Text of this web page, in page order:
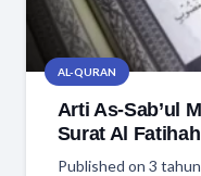
AL-QURAN
Arti As-Sab’ul
Surat Al Fatihah
Published on 3